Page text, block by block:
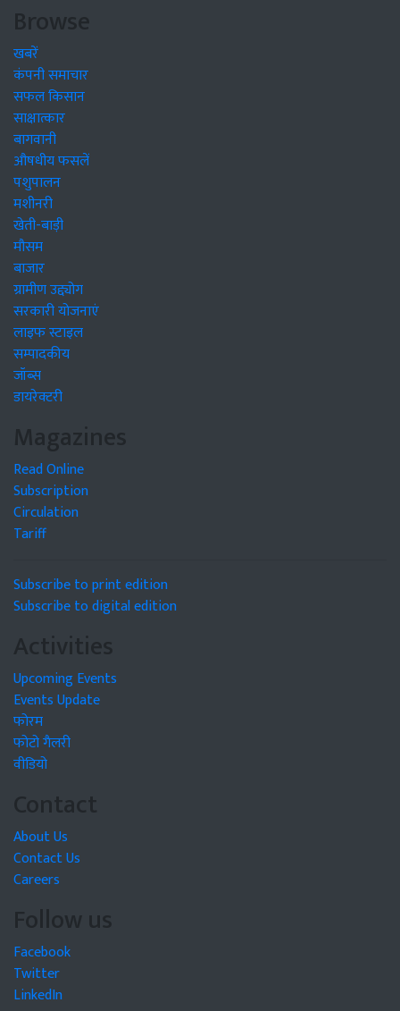
Browse
खबरें
कंपनी समाचार
सफल किसान
साक्षात्कार
बागवानी
औषधीय फसलें
पशुपालन
मशीनरी
खेती-बाड़ी
मौसम
बाजार
ग्रामीण उद्द्योग
सरकारी योजनाएं
लाइफ स्टाइल
सम्पादकीय
जॉब्स
डायरेक्टरी
Magazines
Read Online
Subscription
Circulation
Tariff
Subscribe to print edition
Subscribe to digital edition
Activities
Upcoming Events
Events Update
फोरम
फोटो गैलरी
वीडियो
Contact
About Us
Contact Us
Careers
Follow us
Facebook
Twitter
LinkedIn